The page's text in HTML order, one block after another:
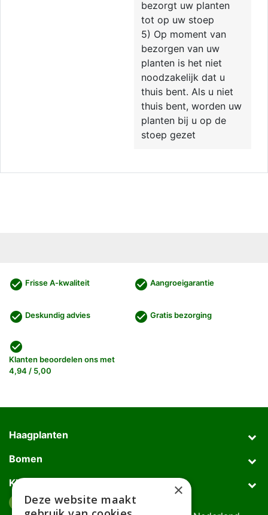
bezorgt uw planten
tot op uw stoep
5) Op moment van
bezorgen van uw
planten is het niet
noodzakelijk dat u
thuis bent. Als u niet
thuis bent, worden uw
planten bij u op de
stoep gezet
check_circle Frisse A-kwaliteit check_circle Aangroeigarantie
check_circle Deskundig advies check_circle Gratis bezorging
check_circle
Klanten beoordelen ons met
4,94 / 5,00
Haagplanten
Bomen
Klantenservice
Afhaaladres
×
Deze website maakt